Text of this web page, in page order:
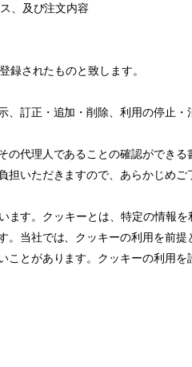
、及び注文内容
されたものと致します。
訂正・追加・削除、利用の停止
代理人であることの確認ができ
いただきますので、あらかじめご
す。クッキーとは、特定の情報
当社では、クッキーの利用を前提
とがあります。クッキーの利用